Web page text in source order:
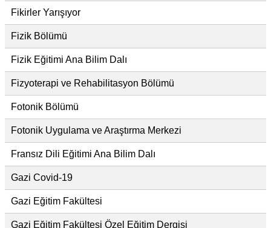
Fikirler Yarışıyor
Fizik Bölümü
Fizik Eğitimi Ana Bilim Dalı
Fizyoterapi ve Rehabilitasyon Bölümü
Fotonik Bölümü
Fotonik Uygulama ve Araştırma Merkezi
Fransız Dili Eğitimi Ana Bilim Dalı
Gazi Covid-19
Gazi Eğitim Fakültesi
Gazi Eğitim Fakültesi Özel Eğitim Dergisi